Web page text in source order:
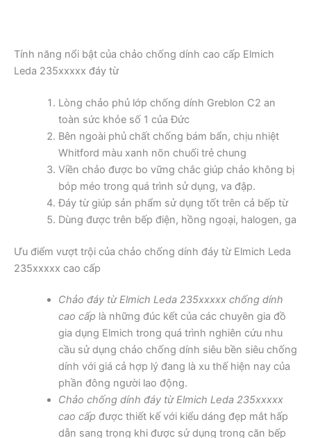
Tính năng nổi bật của chảo chống dính cao cấp Elmich
Leda 235xxxxx đáy từ
Lòng chảo phủ lớp chống dính Greblon C2 an
toàn sức khỏe số 1 của Đức
Bên ngoài phủ chất chống bám bẩn, chịu nhiệt
Whitford màu xanh nõn chuối trẻ chung
Viền chảo được bo vững chắc giúp chảo không bị
bóp méo trong quá trình sử dụng, va đập.
Đáy từ giúp sản phẩm sử dụng tốt trên cả bếp từ
Dùng được trên bếp điện, hồng ngoại, halogen, ga
Ưu điểm vượt trội của chảo chống dính đáy từ Elmich Leda
235xxxxx cao cấp
Chảo đáy từ Elmich Leda 235xxxxx chống dính
cao cấp là những đúc kết của các chuyên gia đồ
gia dụng Elmich trong quá trình nghiên cứu nhu
cầu sử dụng chảo chống dính siêu bền siêu chống
dính với giá cả hợp lý đang là xu thế hiện nay của
phần đông người lao động.
Chảo chống dính đáy từ Elmich Leda 235xxxxx
cao cấp được thiết kế với kiểu dáng đẹp mắt hấp
dẫn sang trọng khi được sử dụng trong căn bếp